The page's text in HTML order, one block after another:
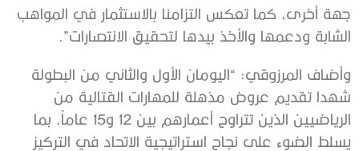
جهة أخرى، كما تعكس التزامنا بالاستثمار في المواهب
الشابة ودعمها والأخذ بيدها لتحقيق الانتصارات”.
وأضاف المرزوقي: “اليومان الأول والثاني من البطولة
شهدا تقديم عروض مذهلة للمهارات القتالية من
الرياضيين الذين تتراوح أعمارهم بين 12 و15 عاماً، بما
يسلط الضوء على نجاح استراتيجية الاتحاد في التركيز